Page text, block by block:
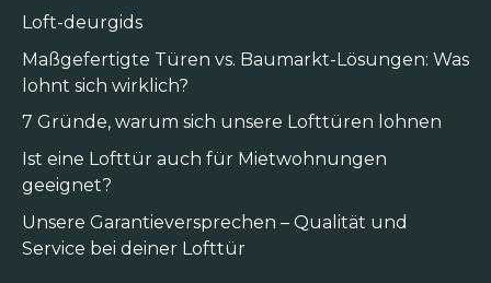
Loft-deurgids
Maßgefertigte Türen vs. Baumarkt-Lösungen: Was
lohnt sich wirklich?
7 Gründe, warum sich unsere Lofttüren lohnen
Ist eine Lofttür auch für Mietwohnungen
geeignet?
Unsere Garantieversprechen – Qualität und
Service bei deiner Lofttür